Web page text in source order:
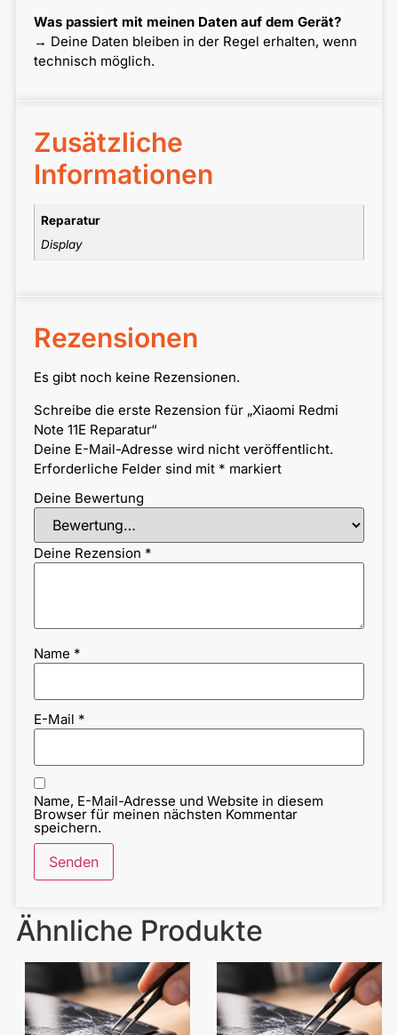
Was passiert mit meinen Daten auf dem Gerät?
→ Deine Daten bleiben in der Regel erhalten, wenn
technisch möglich.
Zusätzliche
Informationen
Reparatur
Display
Rezensionen
Es gibt noch keine Rezensionen.
Schreibe die erste Rezension für „Xiaomi Redmi
Note 11E Reparatur“
Deine E-Mail-Adresse wird nicht veröffentlicht.
Erforderliche Felder sind mit * markiert
Deine Bewertung
Deine Rezension *
Name *
E-Mail *
Name, E-Mail-Adresse und Website in diesem
Browser für meinen nächsten Kommentar
speichern.
Ähnliche Produkte